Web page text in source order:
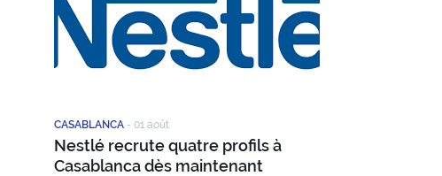
CASABLANCA - 01 août
Nestlé recrute quatre profils à
Casablanca dès maintenant